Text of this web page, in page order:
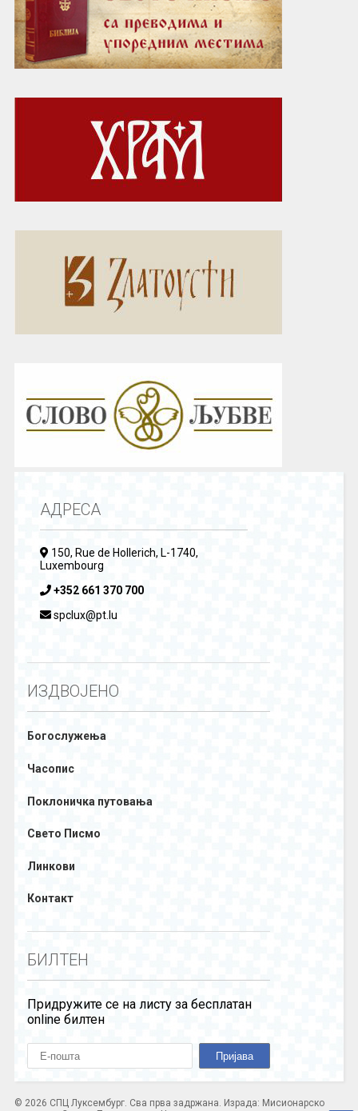
АДРЕСА
150, Rue de Hollerich, L-1740,
Luxembourg
+352 661 370 700
spclux@pt.lu
ИЗДВОЈЕНО
Богослужења
Часопис
Поклоничка путовања
Свето Писмо
Линкови
Контакт
БИЛТЕН
Придружите се на листу за бесплатан
online билтен
© 2026 СПЦ Луксембург. Сва прва задржана. Израда: Мисионарско